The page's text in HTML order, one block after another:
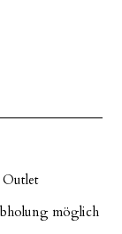
Outlet
möglich